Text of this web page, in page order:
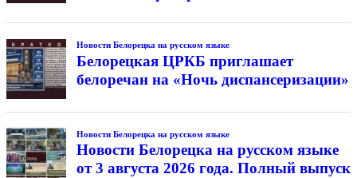
Новости Белорецка на русском языке
Белорецкая ЦРКБ приглашает
белоречан на «Ночь диспансеризации»
Новости Белорецка на русском языке
Новости Белорецка на русском языке
от 3 августа 2026 года. Полный выпуск